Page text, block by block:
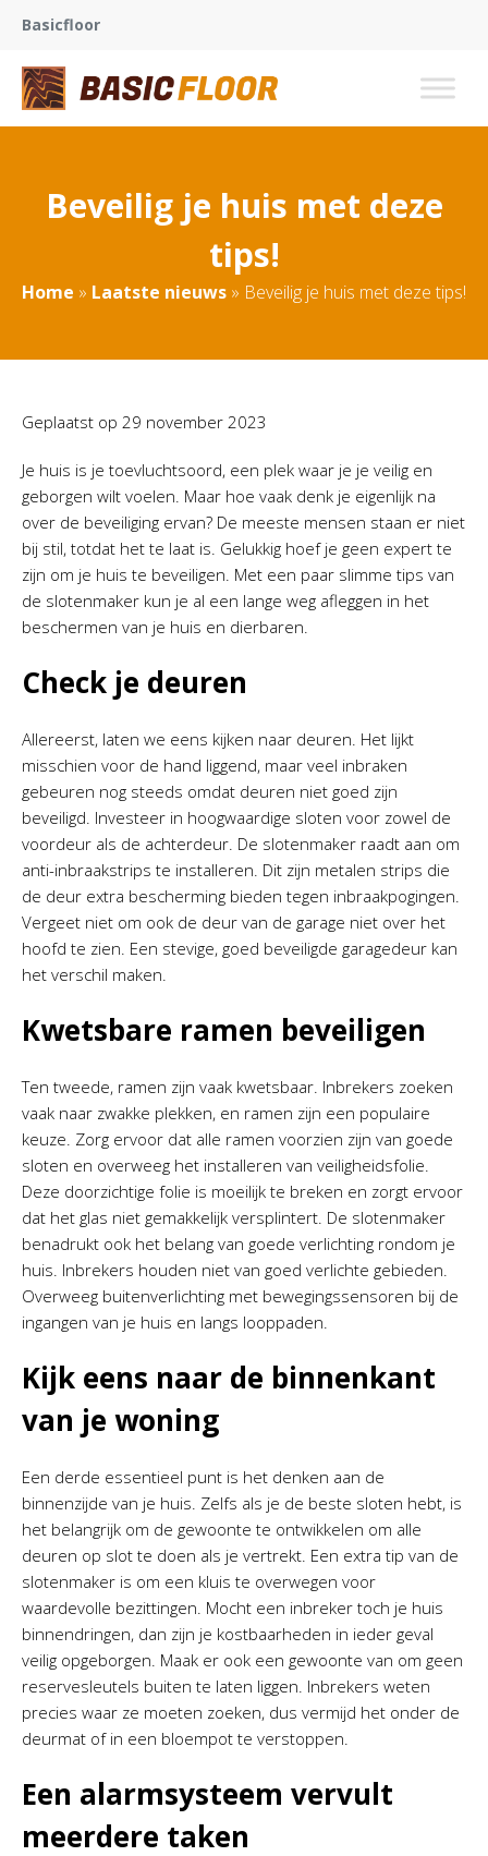
Basicfloor
Beveilig je huis met deze
tips!
Home » Laatste nieuws » Beveilig je huis met deze tips!
Geplaatst op 29 november 2023
Je huis is je toevluchtsoord, een plek waar je je veilig en
geborgen wilt voelen. Maar hoe vaak denk je eigenlijk na
over de beveiliging ervan? De meeste mensen staan er niet
bij stil, totdat het te laat is. Gelukkig hoef je geen expert te
zijn om je huis te beveiligen. Met een paar slimme tips van
de slotenmaker kun je al een lange weg afleggen in het
beschermen van je huis en dierbaren.
Check je deuren
Allereerst, laten we eens kijken naar deuren. Het lijkt
misschien voor de hand liggend, maar veel inbraken
gebeuren nog steeds omdat deuren niet goed zijn
beveiligd. Investeer in hoogwaardige sloten voor zowel de
voordeur als de achterdeur. De slotenmaker raadt aan om
anti-inbraakstrips te installeren. Dit zijn metalen strips die
de deur extra bescherming bieden tegen inbraakpogingen.
Vergeet niet om ook de deur van de garage niet over het
hoofd te zien. Een stevige, goed beveiligde garagedeur kan
het verschil maken.
Kwetsbare ramen beveiligen
Ten tweede, ramen zijn vaak kwetsbaar. Inbrekers zoeken
vaak naar zwakke plekken, en ramen zijn een populaire
keuze. Zorg ervoor dat alle ramen voorzien zijn van goede
sloten en overweeg het installeren van veiligheidsfolie.
Deze doorzichtige folie is moeilijk te breken en zorgt ervoor
dat het glas niet gemakkelijk versplintert. De slotenmaker
benadrukt ook het belang van goede verlichting rondom je
huis. Inbrekers houden niet van goed verlichte gebieden.
Overweeg buitenverlichting met bewegingssensoren bij de
ingangen van je huis en langs looppaden.
Kijk eens naar de binnenkant
van je woning
Een derde essentieel punt is het denken aan de
binnenzijde van je huis. Zelfs als je de beste sloten hebt, is
het belangrijk om de gewoonte te ontwikkelen om alle
deuren op slot te doen als je vertrekt. Een extra tip van de
slotenmaker is om een kluis te overwegen voor
waardevolle bezittingen. Mocht een inbreker toch je huis
binnendringen, dan zijn je kostbaarheden in ieder geval
veilig opgeborgen. Maak er ook een gewoonte van om geen
reservesleutels buiten te laten liggen. Inbrekers weten
precies waar ze moeten zoeken, dus vermijd het onder de
deurmat of in een bloempot te verstoppen.
Een alarmsysteem vervult
meerdere taken